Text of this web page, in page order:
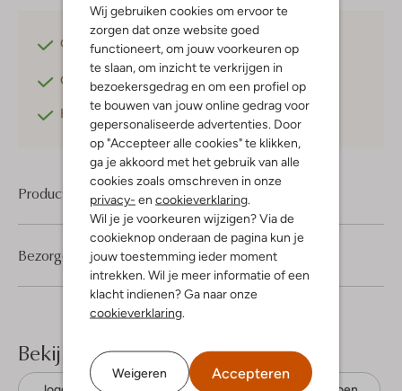
Wij gebruiken cookies om ervoor te
zorgen dat onze website goed
functioneert, om jouw voorkeuren op
te slaan, om inzicht te verkrijgen in
bezoekersgedrag en om een profiel op
te bouwen van jouw online gedrag voor
gepersonaliseerde advertenties. Door
op "Accepteer alle cookies" te klikken,
ga je akkoord met het gebruik van alle
cookies zoals omschreven in onze
privacy- en cookieverklaring.
Wil je je voorkeuren wijzigen? Via de
cookieknop onderaan de pagina kun je
jouw toestemming ieder moment
intrekken. Wil je meer informatie of een
klacht indienen? Ga naar onze
cookieverklaring.
Weigeren Accepteren
Gratis verzending vanaf €75,-
Gratis retourneren binnen 30 dagen*
Betaal achteraf met Klarna
Product informatie
Bezorgen & retourneren
Bekijk meer